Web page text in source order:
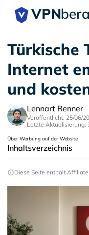
VPN
Türkische
Internet
und
Lennart Renner
Veröffentlicht: 25/06/
Letzte Aktualisierung:
Über Werbung auf der Website
Inhaltsverzeichnis
Diese Seite enthält